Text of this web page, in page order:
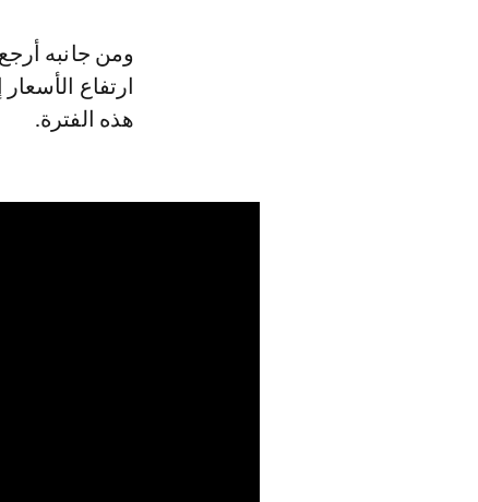
ومن جانبه
ارتفاع
هذه الفترة.